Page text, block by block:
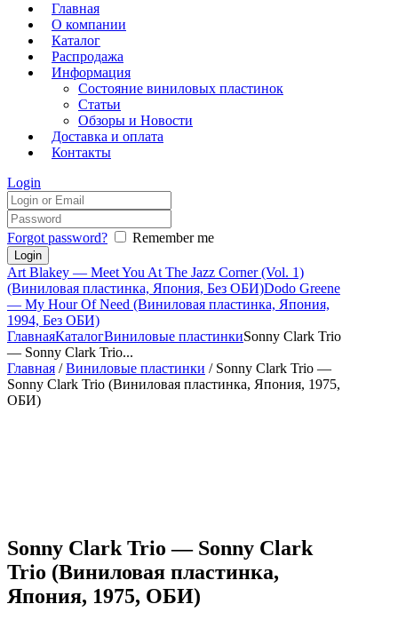
Главная
О компании
Каталог
Распродажа
Информация
Состояние виниловых пластинок
Статьи
Обзоры и Новости
Доставка и оплата
Контакты
Login
Forgot password? Remember me
Art Blakey — Meet You At The Jazz Corner (Vol. 1)
(Виниловая пластинка, Япония, Без ОБИ)Dodo Greene
— My Hour Of Need (Виниловая пластинка, Япония,
1994, Без ОБИ)
ГлавнаяКаталогВиниловые пластинкиSonny Clark Trio
— Sonny Clark Trio...
Главная /Виниловые пластинки / Sonny Clark Trio —
Sonny Clark Trio (Виниловая пластинка, Япония, 1975,
ОБИ)
Sonny Clark Trio — Sonny Clark
Trio (Виниловая пластинка,
Япония, 1975, ОБИ)